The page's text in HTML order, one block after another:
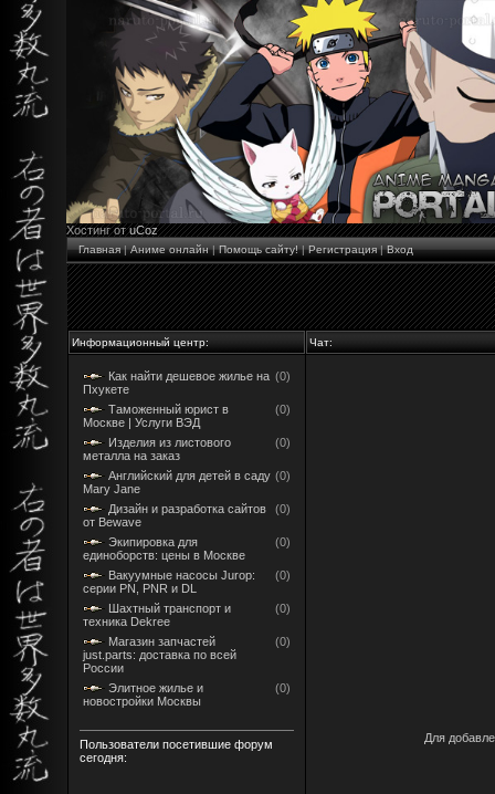
Хостинг отuCoz
Главная|Аниме онлайн|Помощь сайту!|Регистрация|Вход
Информационный центр: Чат:
Как найти дешевое жилье на
Пхукете
(0)
Таможенный юрист в
Москве | Услуги ВЭД
(0)
Изделия из листового
металла на заказ
(0)
Английский для детей в саду
Mary Jane
(0)
Дизайн и разработка сайтов
от Bewave
(0)
Экипировка для
единоборств: цены в Москве
(0)
Вакуумные насосы Jurop:
серии PN, PNR и DL
(0)
Шахтный транспорт и
техника Dekree
(0)
Магазин запчастей
just.parts: доставка по всей
России
(0)
Элитное жилье и
новостройки Москвы
(0)
Пользователи посетившие форум
сегодня:
Для